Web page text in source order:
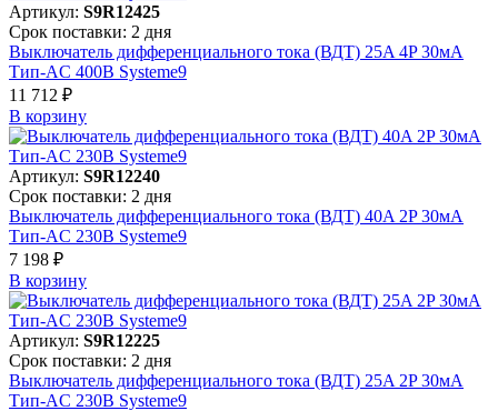
Артикул: S9R12425
Срок поставки: 2 дня
Выключатель дифференциального тока (ВДТ) 25A 4P 30мА
Тип-AC 400В Systeme9
11 712 ₽
В корзинy
Артикул: S9R12240
Срок поставки: 2 дня
Выключатель дифференциального тока (ВДТ) 40A 2P 30мА
Тип-AC 230В Systeme9
7 198 ₽
В корзинy
Артикул: S9R12225
Срок поставки: 2 дня
Выключатель дифференциального тока (ВДТ) 25A 2P 30мА
Тип-AC 230В Systeme9